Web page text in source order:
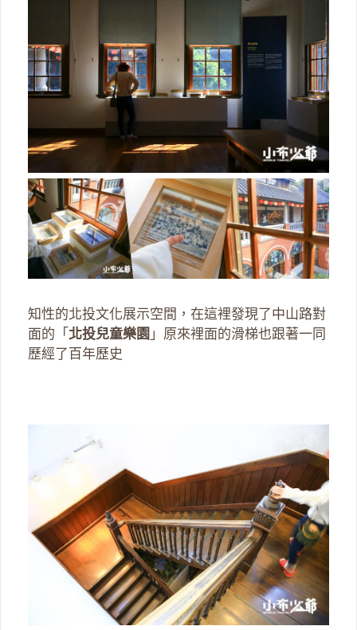
知性的北投文化展示空間，在這裡發現了中山路對
面的「 北投兒童樂園 」原來裡面的滑梯也跟著一同
歷經了百年歷史